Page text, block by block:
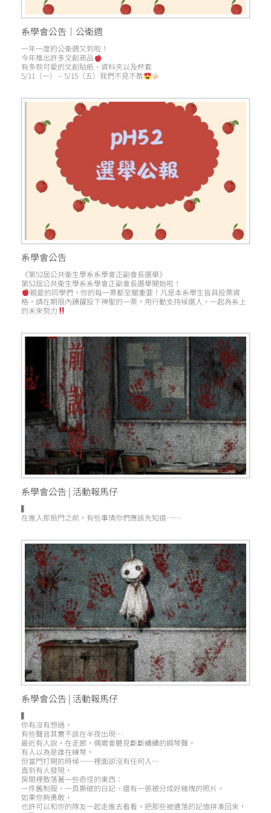
系學會公告｜公衛週
一年一度的公衛週又到啦！
今年推出許多文創商品
有多款可愛的文創貼紙、資料夾以及杯套
5/11（一） – 5/15（五）我們不見不散
系學會公告
《第52屆公共衛生學系系學會正副會長選舉》
第52屆公共衛生學系系學會正副會長選舉開始啦！
親愛的同學們，你的每一票都至關重要！凡是本系學生皆具投票資
格，請在期限內踴躍投下神聖的一票，用行動支持候選人，一起為系上
的未來努力
系學會公告 | 活動報馬仔
▍
在進入那扇門之前，有些事情你們應該先知道……
系學會公告 | 活動報馬仔
▍
你有沒有想過，
有些聲音其實不該在半夜出現…
最近有人說，在走廊，偶爾會聽見斷斷續續的鋼琴聲。
有人以為是誰在練琴，
但當門打開的時候——裡面卻沒有任何人⋯
直到有人發現，
房間裡散落著一些奇怪的東西：
一件舊制服、一頁撕破的日記、還有一張被分成好幾塊的照片。
如果你夠勇敢，
也許可以和你的隊友一起走進去看看，把那些被遺落的記憶拼湊回來，